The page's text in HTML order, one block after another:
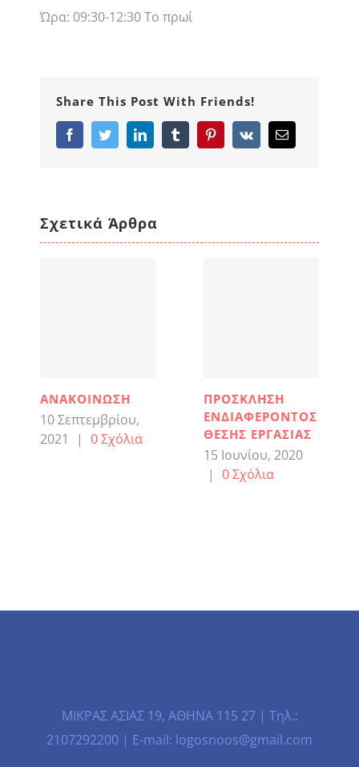
Ώρα: 09:30-12:30 Το πρωί
Share This Post With Friends!
FacebookTwitterLinkedInTumblr PinterestVk Email
Σχετικά Άρθρα
ΑΝΑΚΟΙΝΩΣΗ
10 Σεπτεμβρίου,
2021
| 0 Σχόλια
ΠΡΟΣΚΛΗΣΗ
ΕΝΔΙΑΦΕΡΟΝΤΟΣ
ΘΕΣΗΣ ΕΡΓΑΣΙΑΣ
15 Ιουνίου, 2020
| 0 Σχόλια
ΜΙΚΡΑΣ ΑΣΙΑΣ 19, ΑΘΗΝΑ 115 27 | Τηλ.:
2107292200 | E-mail: logosnoos@gmail.com